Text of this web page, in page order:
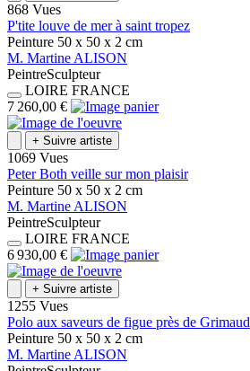
868 Vues
P'tite louve de mer à saint tropez
Peinture 50 x 50 x 2 cm
M. Martine ALISON
PeintreSculpteur
LOIRE FRANCE
7 260,00 €
+ Suivre artiste
1069 Vues
Peter Both veille sur mon plaisir
Peinture 50 x 50 x 2 cm
M. Martine ALISON
PeintreSculpteur
LOIRE FRANCE
6 930,00 €
+ Suivre artiste
1255 Vues
Polo aux saveurs de figue près de Grimaud
Peinture 50 x 50 x 2 cm
M. Martine ALISON